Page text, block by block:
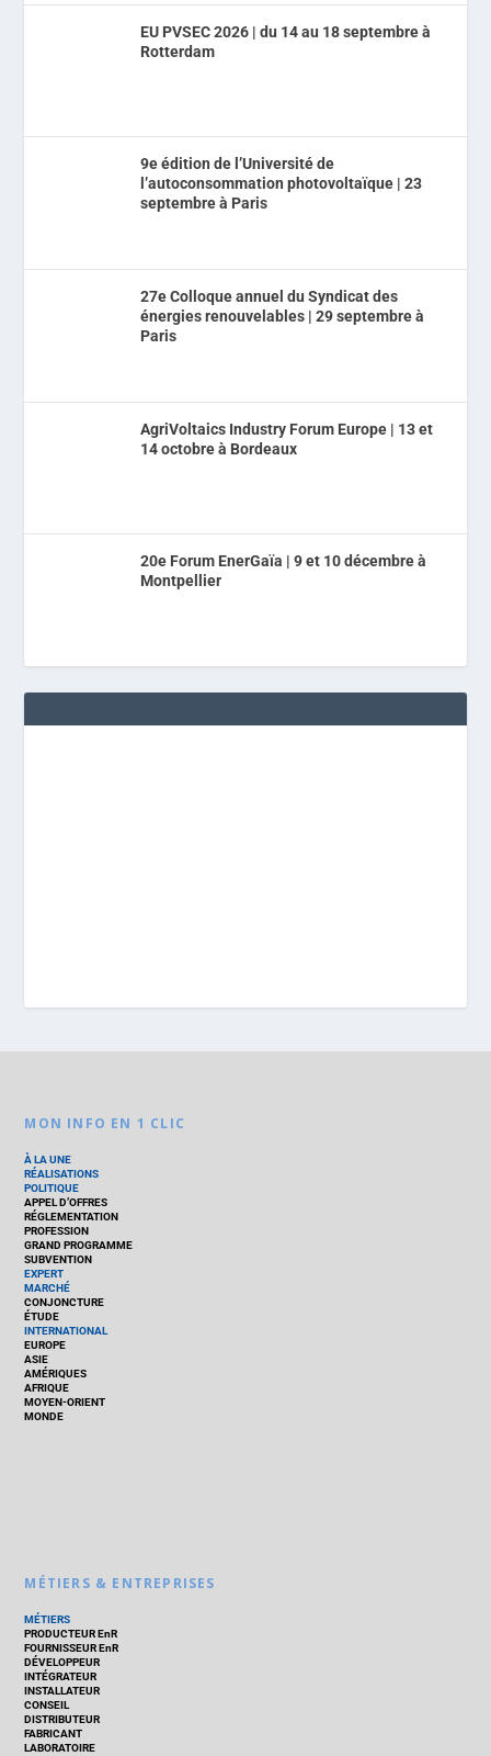
EU PVSEC 2026 | du 14 au 18 septembre à
Rotterdam
9e édition de l’Université de
l’autoconsommation photovoltaïque | 23
septembre à Paris
27e Colloque annuel du Syndicat des
énergies renouvelables | 29 septembre à
Paris
AgriVoltaics Industry Forum Europe | 13 et
14 octobre à Bordeaux
20e Forum EnerGaïa | 9 et 10 décembre à
Montpellier
MON INFO EN 1 CLIC
À LA UNE
RÉALISATIONS
POLITIQUE
APPEL D’OFFRES
RÉGLEMENTATION
PROFESSION
GRAND PROGRAMME
SUBVENTION
EXPERT
MARCHÉ
CONJONCTURE
ÉTUDE
INTERNATIONAL
EUROPE
ASIE
AMÉRIQUES
AFRIQUE
MOYEN-ORIENT
MONDE
MÉTIERS & ENTREPRISES
MÉTIERS
PRODUCTEUR EnR
FOURNISSEUR EnR
DÉVELOPPEUR
INTÉGRATEUR
INSTALLATEUR
CONSEIL
DISTRIBUTEUR
FABRICANT
LABORATOIRE